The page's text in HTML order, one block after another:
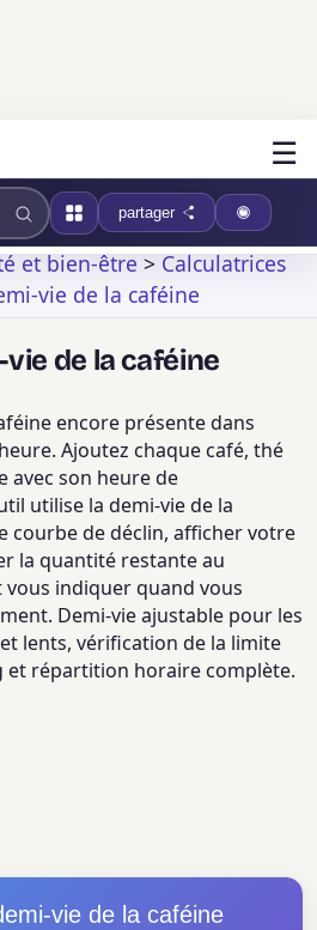
☰
partager
et bien-être>Calculatrices
vie de la caféine
de la caféine
encore présente dans
Ajoutez chaque café, thé
avec son heure de
utilise la demi-vie de la
courbe de déclin, afficher votre
la quantité restante au
indiquer quand vous
Demi-vie ajustable pour les
lents, vérification de la limite
et répartition horaire complète.
vie de la caféine